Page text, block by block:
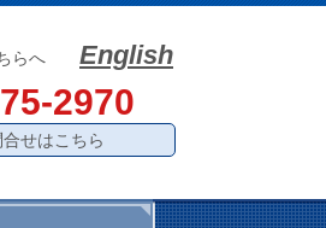
ちらへ English
2970
せはこちら